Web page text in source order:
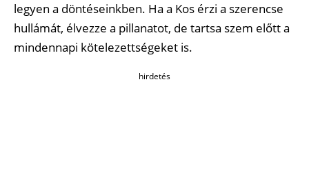
legyen a döntéseinkben. Ha a Kos érzi a szerencse
hullámát, élvezze a pillanatot, de tartsa szem előtt a
mindennapi kötelezettségeket is.
hirdetés